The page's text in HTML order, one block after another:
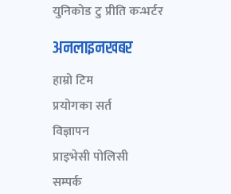
युनिकोड टु प्रीति कन्भर्टर
अनलाइनखबर
हाम्रो टिम
प्रयोगका सर्त
विज्ञापन
प्राइभेसी पोलिसी
सम्पर्क